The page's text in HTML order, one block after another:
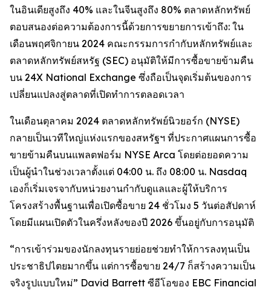
ในอินเดียสูงถึง 40% และในจีนสูงถึง 80% ตลาดหลักทรัพย์
ตอบสนองต่อความต้องการนี้ด้วยการขยายการเข้าถึง: ใน
เดือนพฤศจิกายน 2024 คณะกรรมการกำกับหลักทรัพย์และ
ตลาดหลักทรัพย์สหรัฐ (SEC) อนุมัติให้มีการซื้อขายข้ามคืน
บน 24X National Exchange ซึ่งถือเป็นจุดเริ่มต้นของการ
เปลี่ยนแปลงสู่ตลาดที่เปิดทำการตลอดเวลา
ในเดือนตุลาคม 2024 ตลาดหลักทรัพย์นิวยอร์ก (NYSE)
กลายเป็นเวทีใหญ่แห่งแรกของสหรัฐฯ ที่ประกาศแผนการซื้อ
ขายข้ามคืนบนแพลตฟอร์ม NYSE Arca โดยต่อยอดความ
เป็นผู้นำในช่วงเวลาตั้งแต่ 04:00 น. ถึง 08:00 น. Nasdaq
เองก็เริ่มเจรจากับหน่วยงานกำกับดูแลและผู้ให้บริการ
โครงสร้างพื้นฐานเพื่อเปิดซื้อขาย 24 ชั่วโมง 5 วันต่อสัปดาห์
โดยมีแผนเปิดตัวในครึ่งหลังของปี 2026 ขึ้นอยู่กับการอนุมัติ
“การเข้าร่วมของนักลงทุนรายย่อยช่วยทำให้การลงทุนเป็น
ประชาธิปไตยมากขึ้น แต่การซื้อขาย 24/7 ก็สร้างความเป็น
จริงรูปแบบใหม่” David Barrett ซีอีโอของ EBC Financial